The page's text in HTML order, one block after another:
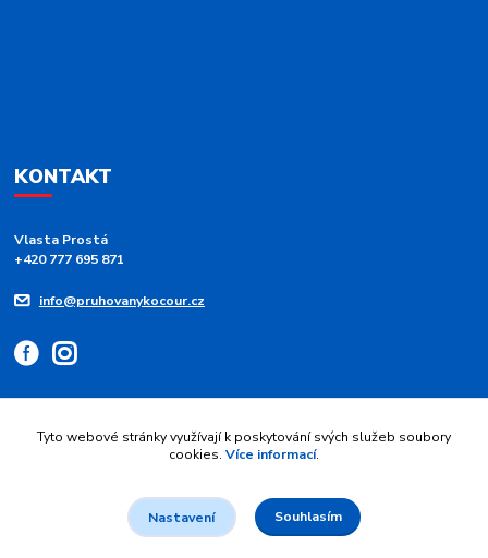
KONTAKT
Vlasta Prostá
+420 777 695 871
info@pruhovanykocour.cz
Upravit sběr cookies.
© 2026 Pruhovaný kocour - modré pruhy 💙 srdce z duhy | Vytvořil
Maier
.
Tyto webové stránky využívají k poskytování svých služeb soubory
cookies. Více informací.
Nastavení Souhlasím